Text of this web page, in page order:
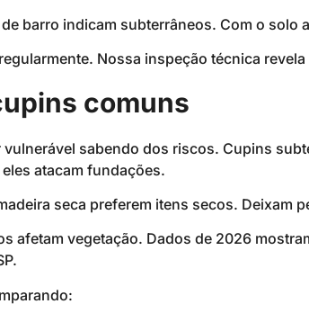
barro indicam subterrâneos. Com o
Nossa inspeção técnica
comuns
vulnerável sabendo dos riscos. Cupins
atacam fundações.
seca preferem itens secos. Deixam
afetam vegetação. Dados de 2026